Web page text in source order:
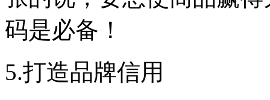
码是必备！
5.打造品牌信用